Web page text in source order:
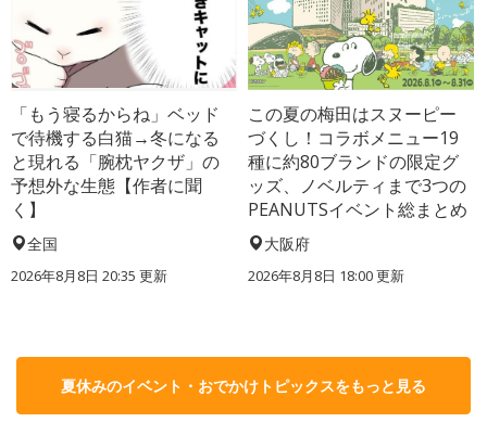
「もう寝るからね」ベッド
で待機する白猫→冬になる
と現れる「腕枕ヤクザ」の
予想外な生態【作者に聞
く】
全国
2026年8月8日 20:35 更新
この夏の梅田はスヌーピー
づくし！コラボメニュー19
種に約80ブランドの限定グ
ッズ、ノベルティまで3つの
PEANUTSイベント総まとめ
大阪府
2026年8月8日 18:00更新
夏休みのイベント・おでかけトピックスをもっと見る